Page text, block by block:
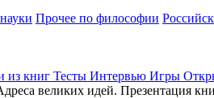
Прочее по философии
из книг Тесты Интервью Игры
великих идей. Презентация